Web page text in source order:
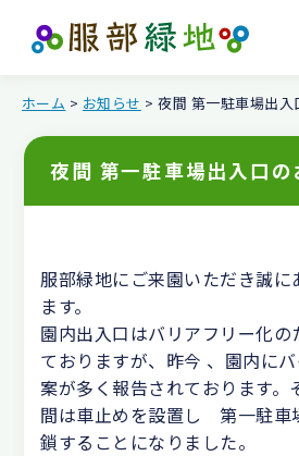
ホーム > お知らせ > 夜間 第一駐車場出入
夜間 第一駐車場出入口の
服部緑地にご来園いただき誠に
ます。
園内出入口はバリアフリー化の
ておりますが、昨今 、園内に
案が多く報告されております。
間は車止めを設置し 第一駐車
鎖することになりました。